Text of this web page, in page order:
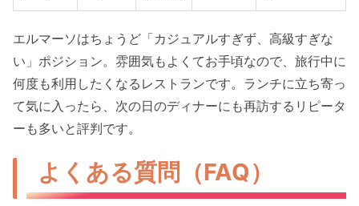
エルマーソはちょうど「カジュアルすぎず、高級すぎな
い」ポジション。雰囲気もよくてお手頃なので、旅行中に
何度も利用したくなるレストランです。ランチに立ち寄っ
て気に入ったら、次の日のディナーにも再訪するリピータ
ーも多いと評判です。
よくある質問（FAQ）